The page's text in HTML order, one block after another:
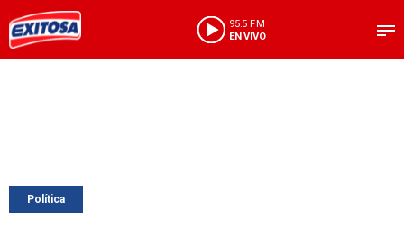
95.5 FM
EN VIVO
Política